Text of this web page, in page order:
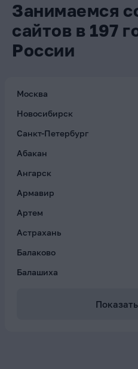
Занимаемся
сайтов в 197
России
Москва
Новосибирск
Санкт-Петербург
Абакан
Ангарск
Армавир
Артем
Астрахань
Балаково
Балашиха